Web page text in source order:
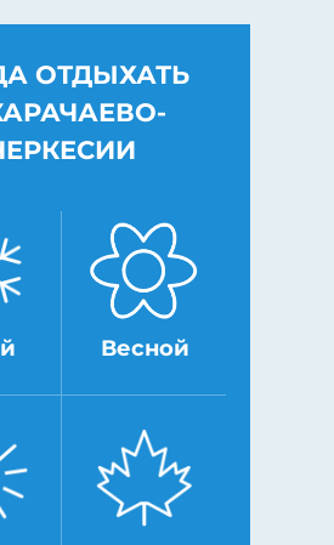
ОТДЫХАТЬ
Весной